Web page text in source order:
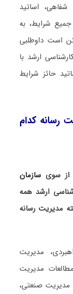
اساتید
شرایط، به
است داوطلبی
ارشد با
حائز شرایط
رسانه کدام
از سویسازمان
ارشد همه
مدیریت رسانه
مدیریت
مدیریت
مدیریت صنعتی،